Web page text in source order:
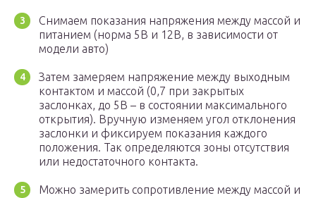
Снимаем показания напряжения между массой и
питанием (норма 5В и 12В, в зависимости от
модели авто)
Затем замеряем напряжение между выходным
контактом и массой (0,7 при закрытых
заслонках, до 5В – в состоянии максимального
открытия). Вручную изменяем угол отклонения
заслонки и фиксируем показания каждого
положения. Так определяются зоны отсутствия
или недостаточного контакта.
Можно замерить сопротивление между массой и